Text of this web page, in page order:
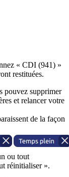
« CDI (941) »
restituées.
pouvez supprimer
et relancer votre
de la façon
ou tout
réinitialiser ».